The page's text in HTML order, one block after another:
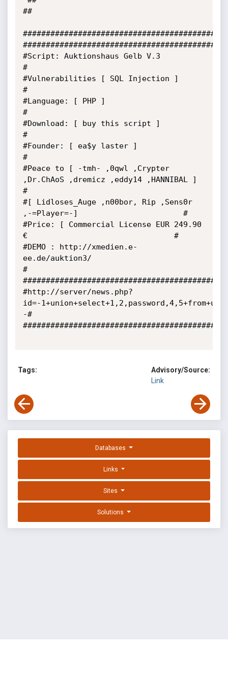
##
#Script: Auktionshaus Gelb V.3
#
#Vulnerabilities [ SQL Injection ]
#
#Language: [ PHP ]
#
#Download: [ buy this script ]
#
#Founder: [ ea$y laster ]
#
#Peace to [ -tmh- ,0qwl ,Crypter
,Dr.ChAoS ,dremicz ,eddy14 ,HANNIBAL ]
#
#[ Lidloses_Auge ,n00bor, Rip ,Sens0r
,-=Player=-]                       #
#Price: [ Commercial License EUR 249.90
€                                #
#DEMO : http://xmedien.e-
ee.de/auktion3/
#
#http://server/news.php?
id=-
-#
Tags:
Advisory/Source:
Link
Databases
Links
Sites
Solutions